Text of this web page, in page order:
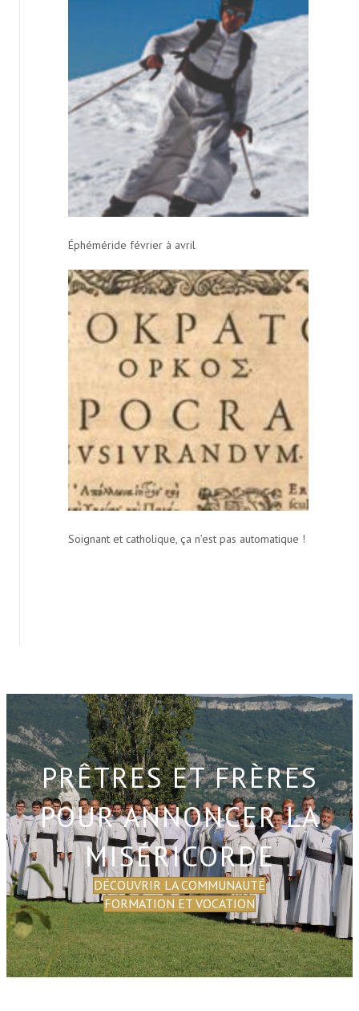
Éphéméride février à avril
Soignant et catholique, ça n’est pas automatique !
PRÊTRES ET FRÈRES
POUR ANNONCER LA
MISÉRICORDE
DÉCOUVRIR LA COMMUNAUTÉ
FORMATION ET VOCATION